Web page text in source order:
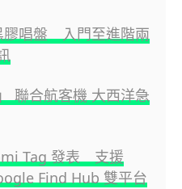
膠唱盤 入門至進階兩
聯合航客機 大西洋急
Tag 發表 支援
Find Hub 雙平台